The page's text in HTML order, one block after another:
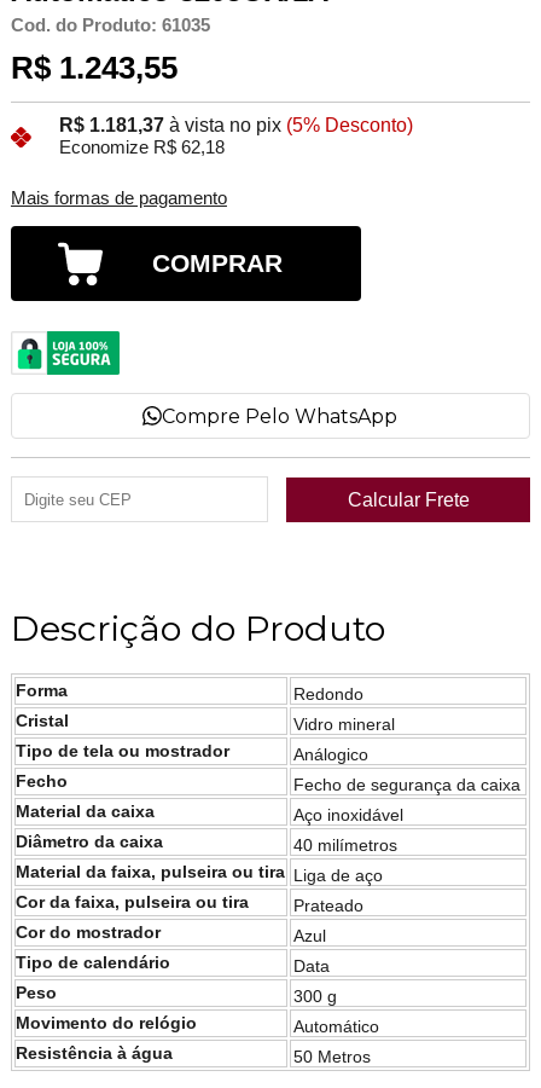
Cod. do Produto: 61035
R$ 1.243,55
R$ 1.181,37 à vista no pix (5% Desconto)
Economize R$ 62,18
Mais formas de pagamento
COMPRAR
Compre Pelo WhatsApp
Descrição do Produto
Forma
Redondo
Cristal
Vidro mineral
Tipo de tela ou mostrador
Análogico
Fecho
Fecho de segurança da caixa
Material da caixa
Aço inoxidável
Diâmetro da caixa
40 milímetros
Material da faixa, pulseira ou tira Liga de aço
Cor da faixa, pulseira ou tira
Prateado
Cor do mostrador
Azul
Tipo de calendário
Data
Peso
300 g
Movimento do relógio
Automático
Resistência à água
50 Metros